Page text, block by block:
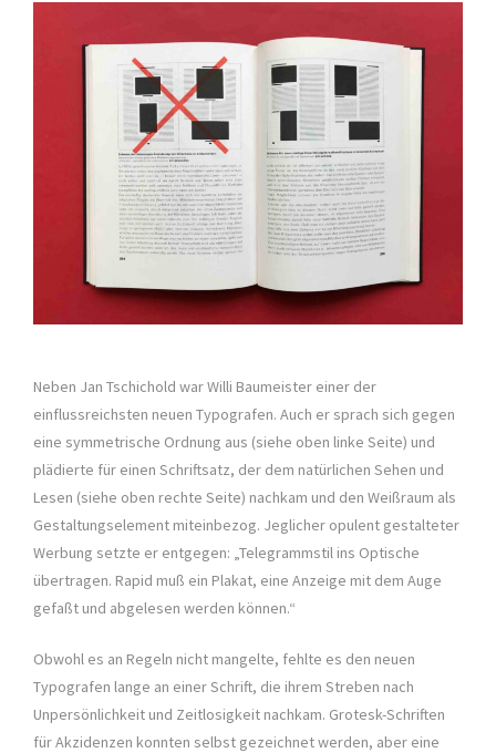
Neben Jan Tschichold war Willi Baumeister einer der
einflussreichsten neuen Typografen. Auch er sprach sich gegen
eine symmetrische Ordnung aus (siehe oben linke Seite) und
plädierte für einen Schriftsatz, der dem natürlichen Sehen und
Lesen (siehe oben rechte Seite) nachkam und den Weißraum als
Gestaltungselement miteinbezog. Jeglicher opulent gestalteter
Werbung setzte er entgegen: „Telegrammstil ins Optische
übertragen. Rapid muß ein Plakat, eine Anzeige mit dem Auge
gefaßt und abgelesen werden können.“
Obwohl es an Regeln nicht mangelte, fehlte es den neuen
Typografen lange an einer Schrift, die ihrem Streben nach
Unpersönlichkeit und Zeitlosigkeit nachkam. Grotesk-Schriften
für Akzidenzen konnten selbst gezeichnet werden, aber eine